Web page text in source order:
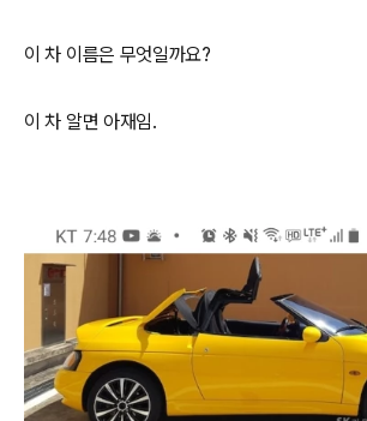
이 차 이름은 무엇일까요?
이 차 알면 아재임.